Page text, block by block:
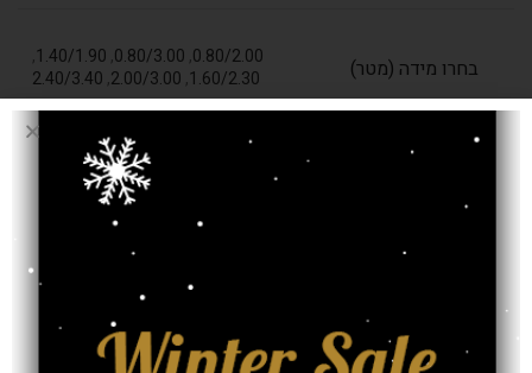
בחרו מידה (מטר) 0.80/2.00
,
0.80/3.00
,
1.40/1.90
,
1.60/2.30
,
2.00/3.00
,
2.40/3.40